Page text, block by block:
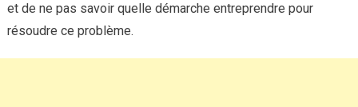
et de ne pas savoir quelle démarche entreprendre pour
résoudre ce problème.